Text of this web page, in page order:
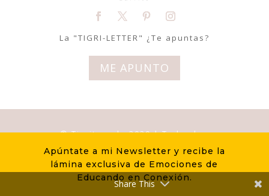
Apúntate a mi Newsletter y recibe la
lámina exclusiva de Emociones de
Educando en Conexión.
La "TIGRI-LETTER" ¿Te apuntas?
ME APUNTO
© Tigriteando 2020 | Todos los
derechos reservados | Diseño
LovelyLemon
Share This